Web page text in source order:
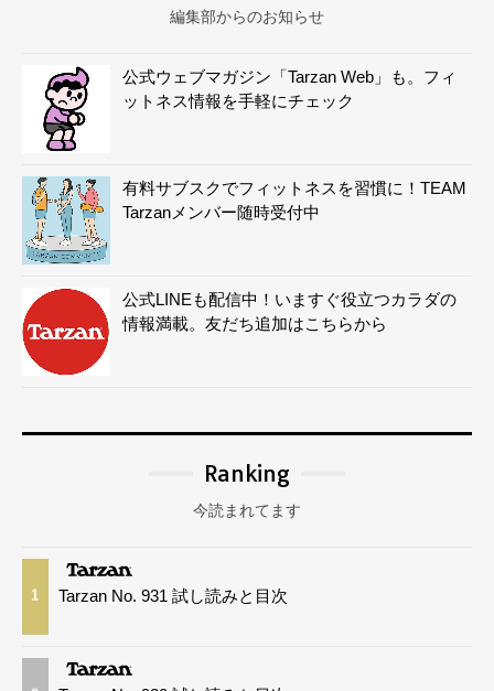
編集部からのお知らせ
公式ウェブマガジン「Tarzan Web」も。フィ
ットネス情報を手軽にチェック
有料サブスクでフィットネスを習慣に！TEAM
Tarzanメンバー随時受付中
公式LINEも配信中！いますぐ役立つカラダの
情報満載。友だち追加はこちらから
Ranking
今読まれてます
1 Tarzan No. 931 試し読みと目次